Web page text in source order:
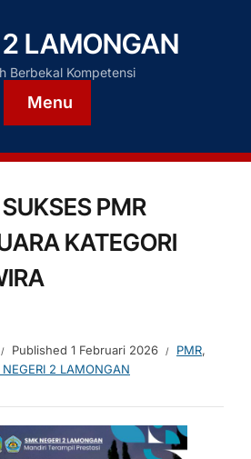
LAMONGAN
Berbekal Kompetensi
Menu
PMR
KATEGORI
Published 1 Februari 2026 PMR,
2 LAMONGAN